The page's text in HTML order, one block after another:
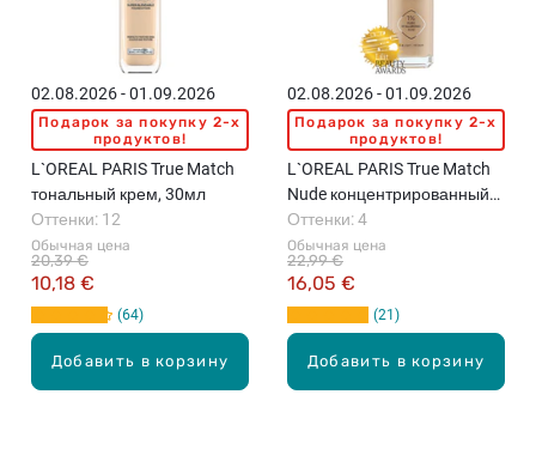
Добавить в корзину
02.08.2026 - 01.09.2026
Подарок за покупку 2-x
продуктов!
L`OREAL PARIS True Match
тональный крем, 30мл
Обычная цена
10,18 €
20,39 €
Оттенки: 12
64
Добавить в корзину
02.08.2026 - 01.09.2026
Подарок за покупку 2-x
продуктов!
L`OREAL PARIS True Match
Nude концентрированный
серум в тональном креме,
30мл
Обычная цена
16,05 €
22,99 €
Оттенки: 4
21